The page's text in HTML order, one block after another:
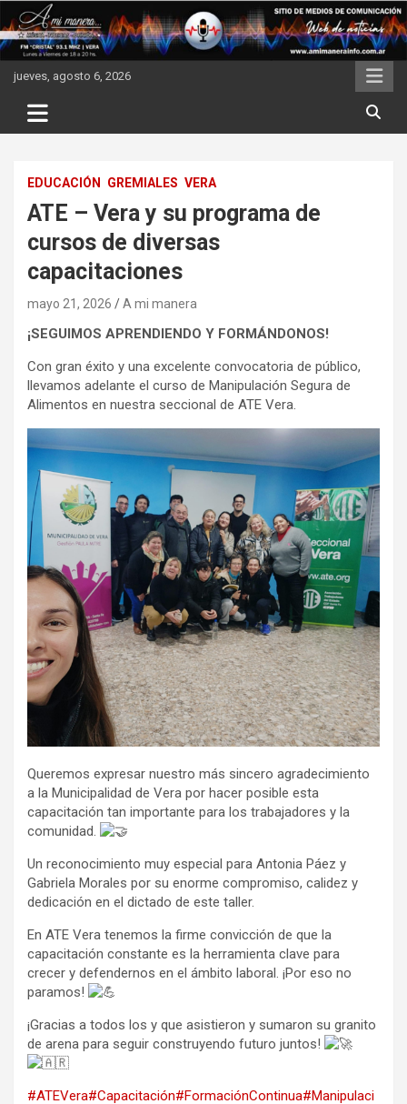
to
content
jueves, agosto 6, 2026
EDUCACIÓN GREMIALES VERA
ATE – Vera y su programa de
cursos de diversas
capacitaciones
mayo 21, 2026 A mi manera
¡SEGUIMOS APRENDIENDO Y FORMÁNDONOS!
Con gran éxito y una excelente convocatoria de público,
llevamos adelante el curso de Manipulación Segura de
Alimentos en nuestra seccional de ATE Vera.
Queremos expresar nuestro más sincero agradecimiento
a la Municipalidad de Vera por hacer posible esta
capacitación tan importante para los trabajadores y la
comunidad.
Un reconocimiento muy especial para Antonia Páez y
Gabriela Morales por su enorme compromiso, calidez y
dedicación en el dictado de este taller.
En ATE Vera tenemos la firme convicción de que la
capacitación constante es la herramienta clave para
crecer y defendernos en el ámbito laboral. ¡Por eso no
paramos!
¡Gracias a todos los y que asistieron y sumaron su granito
de arena para seguir construyendo futuro juntos!
#ATEVera#Capacitación#FormaciónContinua#Manipulaci